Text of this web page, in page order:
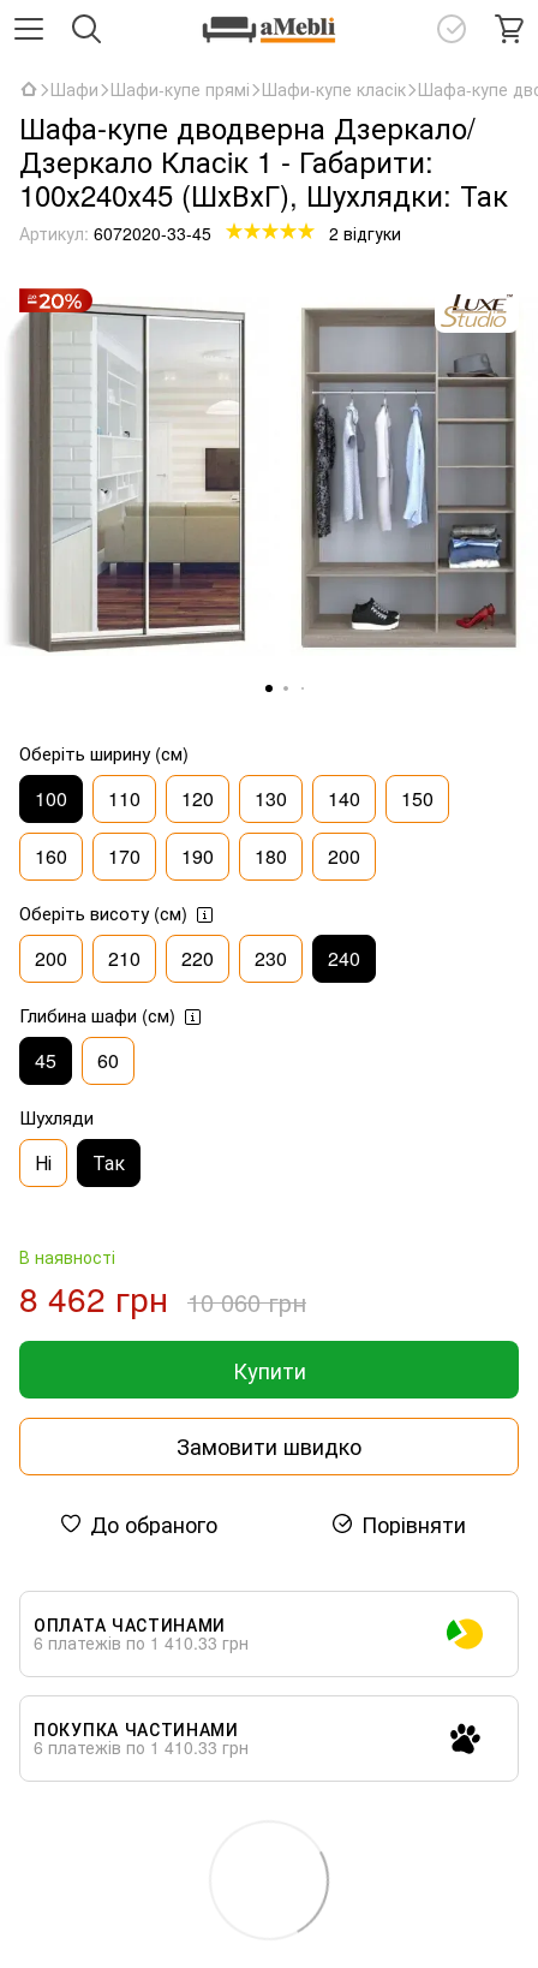
Шафи Шафи-купе прямі Шафи-купе класік Шафа-купе
Шафа-купе дводверна Дзеркало/
Дзеркало Класiк 1 - Габарити:
100х240х45 (ШхВхГ), Шухлядки: Так
Артикул: 6072020-33-45 2 відгуки
Оберіть ширину (см)
100 110 120 130 140 150
160 170 190 180 200
Оберіть висоту (см)
200 210 220 230 240
Глибина шафи (см)
45 60
Шухляди
Ні Так
В наявності
8 462 грн 10 060 грн
Купити
Замовити швидко
До обраного Порівняти
ОПЛАТА ЧАСТИНАМИ
6 платежів по 1 410.33 грн
ПОКУПКА ЧАСТИНАМИ
6 платежів по 1 410.33 грн